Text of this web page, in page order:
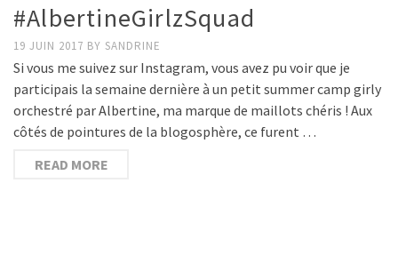
#AlbertineGirlzSquad
19 JUIN 2017 BY SANDRINE
Si vous me suivez sur Instagram, vous avez pu voir que je
participais la semaine dernière à un petit summer camp girly
orchestré par Albertine, ma marque de maillots chéris ! Aux
côtés de pointures de la blogosphère, ce furent …
READ MORE